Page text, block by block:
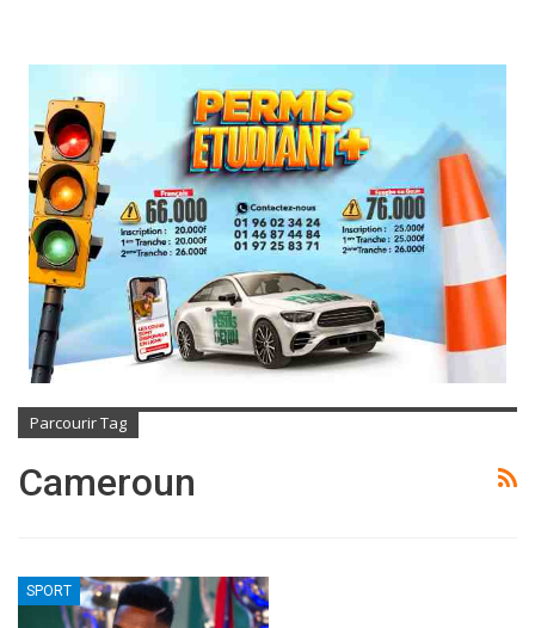
Parcourir Tag
Cameroun
SPORT